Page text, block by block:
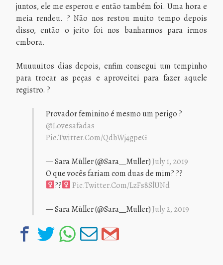
juntos, ele me esperou e então também foi. Uma hora e
meia rendeu. ? Não nos restou muito tempo depois
disso, então o jeito foi nos banharmos para irmos
embora.
Muuuuitos dias depois, enfim consegui um tempinho
para trocar as peças e aproveitei para fazer aquele
registro. ?
Provador feminino é mesmo um perigo ?
@lovesafadas
Pic.twitter.com/QdhWj4gpeG
— Sara Müller (@Sara__Muller)July 1, 2019
O que vocês fariam com duas de mim? ??‍
??‍
Pic.twitter.com/LzFs8SlUNd
— Sara Müller (@Sara__Muller)July 2, 2019